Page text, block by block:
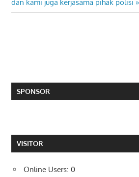
dan kami juga kerjasama pihak polisi
SPONSOR
VISITOR
Online Users: 0